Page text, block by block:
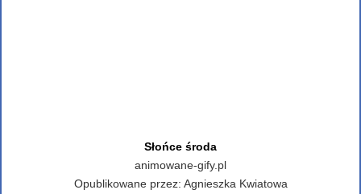
Słońce środa
animowane-gify.pl
Opublikowane przez: Agnieszka Kwiatowa